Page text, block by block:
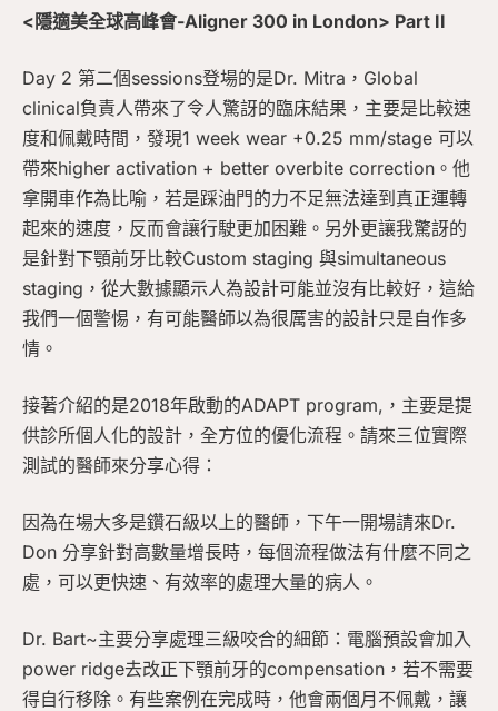
<隱適美全球高峰會-Aligner 300 in London> Part II
Day 2 第二個sessions登場的是Dr. Mitra，Global
clinical負責人帶來了令人驚訝的臨床結果，主要是比較速
度和佩戴時間，發現1 week wear +0.25 mm/stage 可以
帶來higher activation + better overbite correction。他
拿開車作為比喻，若是踩油門的力不足無法達到真正運轉
起來的速度，反而會讓行駛更加困難。另外更讓我驚訝的
是針對下顎前牙比較Custom staging 與simultaneous
staging，從大數據顯示人為設計可能並沒有比較好，這給
我們一個警惕，有可能醫師以為很厲害的設計只是自作多
情。
接著介紹的是2018年啟動的ADAPT program,，主要是提
供診所個人化的設計，全方位的優化流程。請來三位實際
測試的醫師來分享心得：
因為在場大多是鑽石級以上的醫師，下午一開場請來Dr.
Don 分享針對高數量增長時，每個流程做法有什麼不同之
處，可以更快速、有效率的處理大量的病人。
Dr. Bart~主要分享處理三級咬合的細節：電腦預設會加入
power ridge去改正下顎前牙的compensation，若不需要
得自行移除。有些案例在完成時，他會兩個月不佩戴，讓